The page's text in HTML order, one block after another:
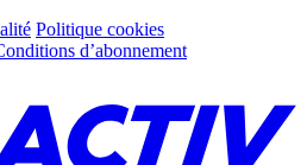
Politique cookies
d’abonnement